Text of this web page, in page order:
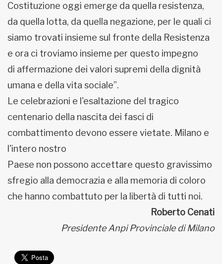
Costituzione oggi emerge da quella resistenza,
da quella lotta, da quella negazione, per le quali ci
siamo trovati insieme sul fronte della Resistenza
e ora ci troviamo insieme per questo impegno
di affermazione dei valori supremi della dignità
umana e della vita sociale”.
Le celebrazioni e l'esaltazione del tragico
centenario della nascita dei fasci di
combattimento devono essere vietate. Milano e
l'intero nostro
Paese non possono accettare questo gravissimo
sfregio alla democrazia e alla memoria di coloro
che hanno combattuto per la libertà di tutti noi.
Roberto Cenati
Presidente Anpi Provinciale di Milano